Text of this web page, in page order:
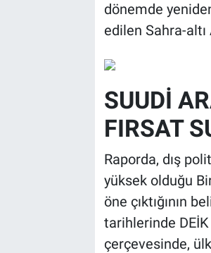
dönemde
edilen Sahra-altı
SUUDİ
FIRSAT
Raporda, dış
yüksek olduğu
öne çıktığının
tarihlerinde
çerçevesinde,